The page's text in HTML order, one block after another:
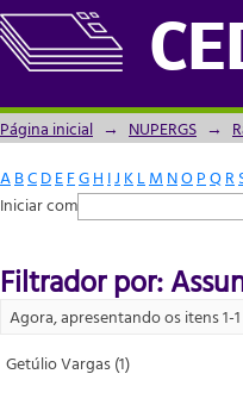
Filtrador por:
Página inicial → NUPERGS →
ABCDEFGH IJ KLM NOPQR
Iniciar com
Filtrador por:
Agora, apresentando os itens 1-1
Getúlio Vargas (1)